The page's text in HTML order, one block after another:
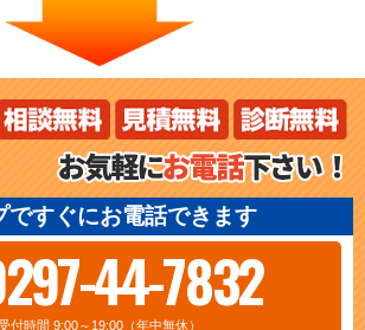
ですぐにお電話できます
44-7832
付時間 9:00～19:00（年中無休）